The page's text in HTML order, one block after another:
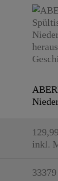
inkl.
33379